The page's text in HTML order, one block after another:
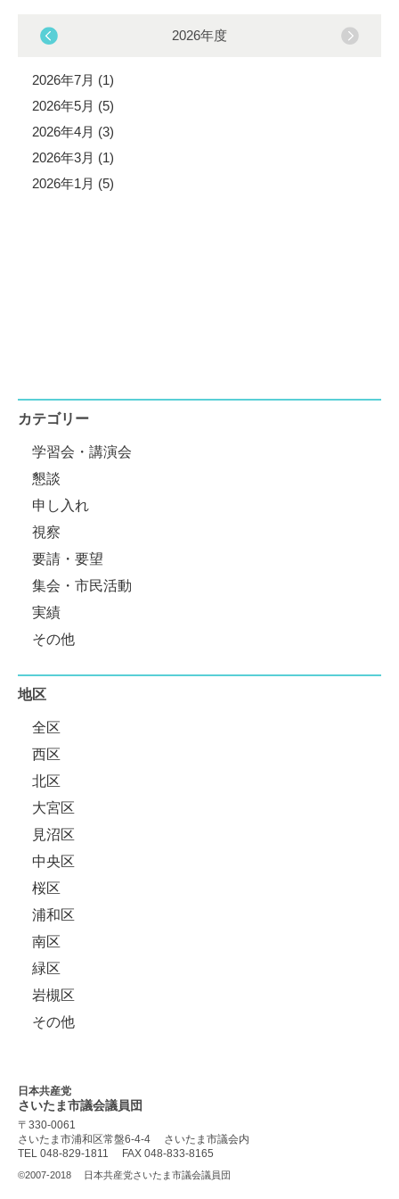
2026年度
2026年7月 (1)
2026年5月 (5)
2026年4月 (3)
2026年3月 (1)
2026年1月 (5)
カテゴリー
学習会・講演会
懇談
申し入れ
視察
要請・要望
集会・市民活動
実績
その他
地区
全区
西区
北区
大宮区
見沼区
中央区
桜区
浦和区
南区
緑区
岩槻区
その他
日本共産党
さいたま市議会議員団
〒330-0061
さいたま市浦和区常盤6-4-4
さいたま市議会内
TEL 048-829-1811
FAX 048-833-8165
©2007-2018 日本共産党さいたま市議会議員団